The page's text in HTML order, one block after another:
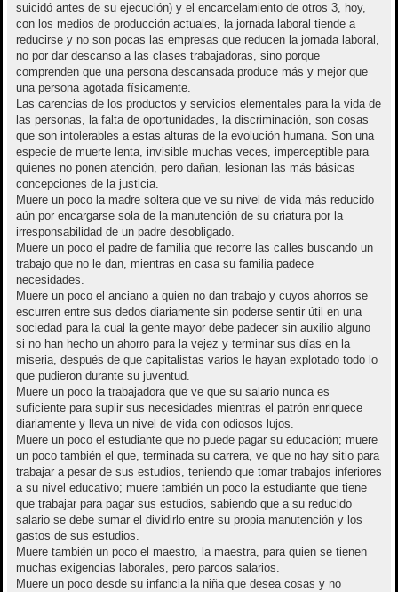
suicidó antes de su ejecución) y el encarcelamiento de otros 3, hoy,
con los medios de producción actuales, la jornada laboral tiende a
reducirse y no son pocas las empresas que reducen la jornada laboral,
no por dar descanso a las clases trabajadoras, sino porque
comprenden que una persona descansada produce más y mejor que
una persona agotada físicamente.
Las carencias de los productos y servicios elementales para la vida de
las personas, la falta de oportunidades, la discriminación, son cosas
que son intolerables a estas alturas de la evolución humana. Son una
especie de muerte lenta, invisible muchas veces, imperceptible para
quienes no ponen atención, pero dañan, lesionan las más básicas
concepciones de la justicia.
Muere un poco la madre soltera que ve su nivel de vida más reducido
aún por encargarse sola de la manutención de su criatura por la
irresponsabilidad de un padre desobligado.
Muere un poco el padre de familia que recorre las calles buscando un
trabajo que no le dan, mientras en casa su familia padece
necesidades.
Muere un poco el anciano a quien no dan trabajo y cuyos ahorros se
escurren entre sus dedos diariamente sin poderse sentir útil en una
sociedad para la cual la gente mayor debe padecer sin auxilio alguno
si no han hecho un ahorro para la vejez y terminar sus días en la
miseria, después de que capitalistas varios le hayan explotado todo lo
que pudieron durante su juventud.
Muere un poco la trabajadora que ve que su salario nunca es
suficiente para suplir sus necesidades mientras el patrón enriquece
diariamente y lleva un nivel de vida con odiosos lujos.
Muere un poco el estudiante que no puede pagar su educación; muere
un poco también el que, terminada su carrera, ve que no hay sitio para
trabajar a pesar de sus estudios, teniendo que tomar trabajos inferiores
a su nivel educativo; muere también un poco la estudiante que tiene
que trabajar para pagar sus estudios, sabiendo que a su reducido
salario se debe sumar el dividirlo entre su propia manutención y los
gastos de sus estudios.
Muere también un poco el maestro, la maestra, para quien se tienen
muchas exigencias laborales, pero parcos salarios.
Muere un poco desde su infancia la niña que desea cosas y no